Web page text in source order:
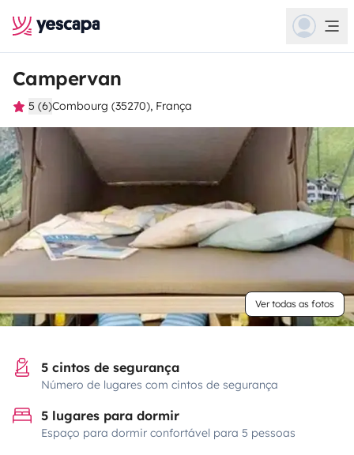
Campervan
5 (6)Combourg (35270), França
Ver todas as fotos
5 cintos de segurança
Número de lugares com cintos de segurança
5 lugares para dormir
Espaço para dormir confortável para 5 pessoas